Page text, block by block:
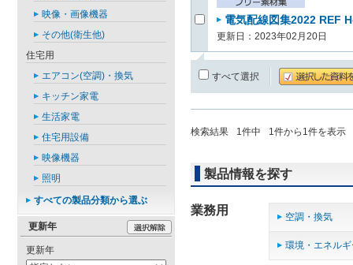
電気配線図集2022 REF
更新日：2023年02月20日
すべて選択
検索結果 1件中 1件から 1件を表示
製品情報を探す
業務用 空調・換気
環境・エネル
映像・画像機器
その他(衛生他)
住宅用
エアコン(空調)・換気
キッチン家電
生活家電
住宅用設備
映像機器
照明
すべての製品分類から選ぶ
更新年
更新年